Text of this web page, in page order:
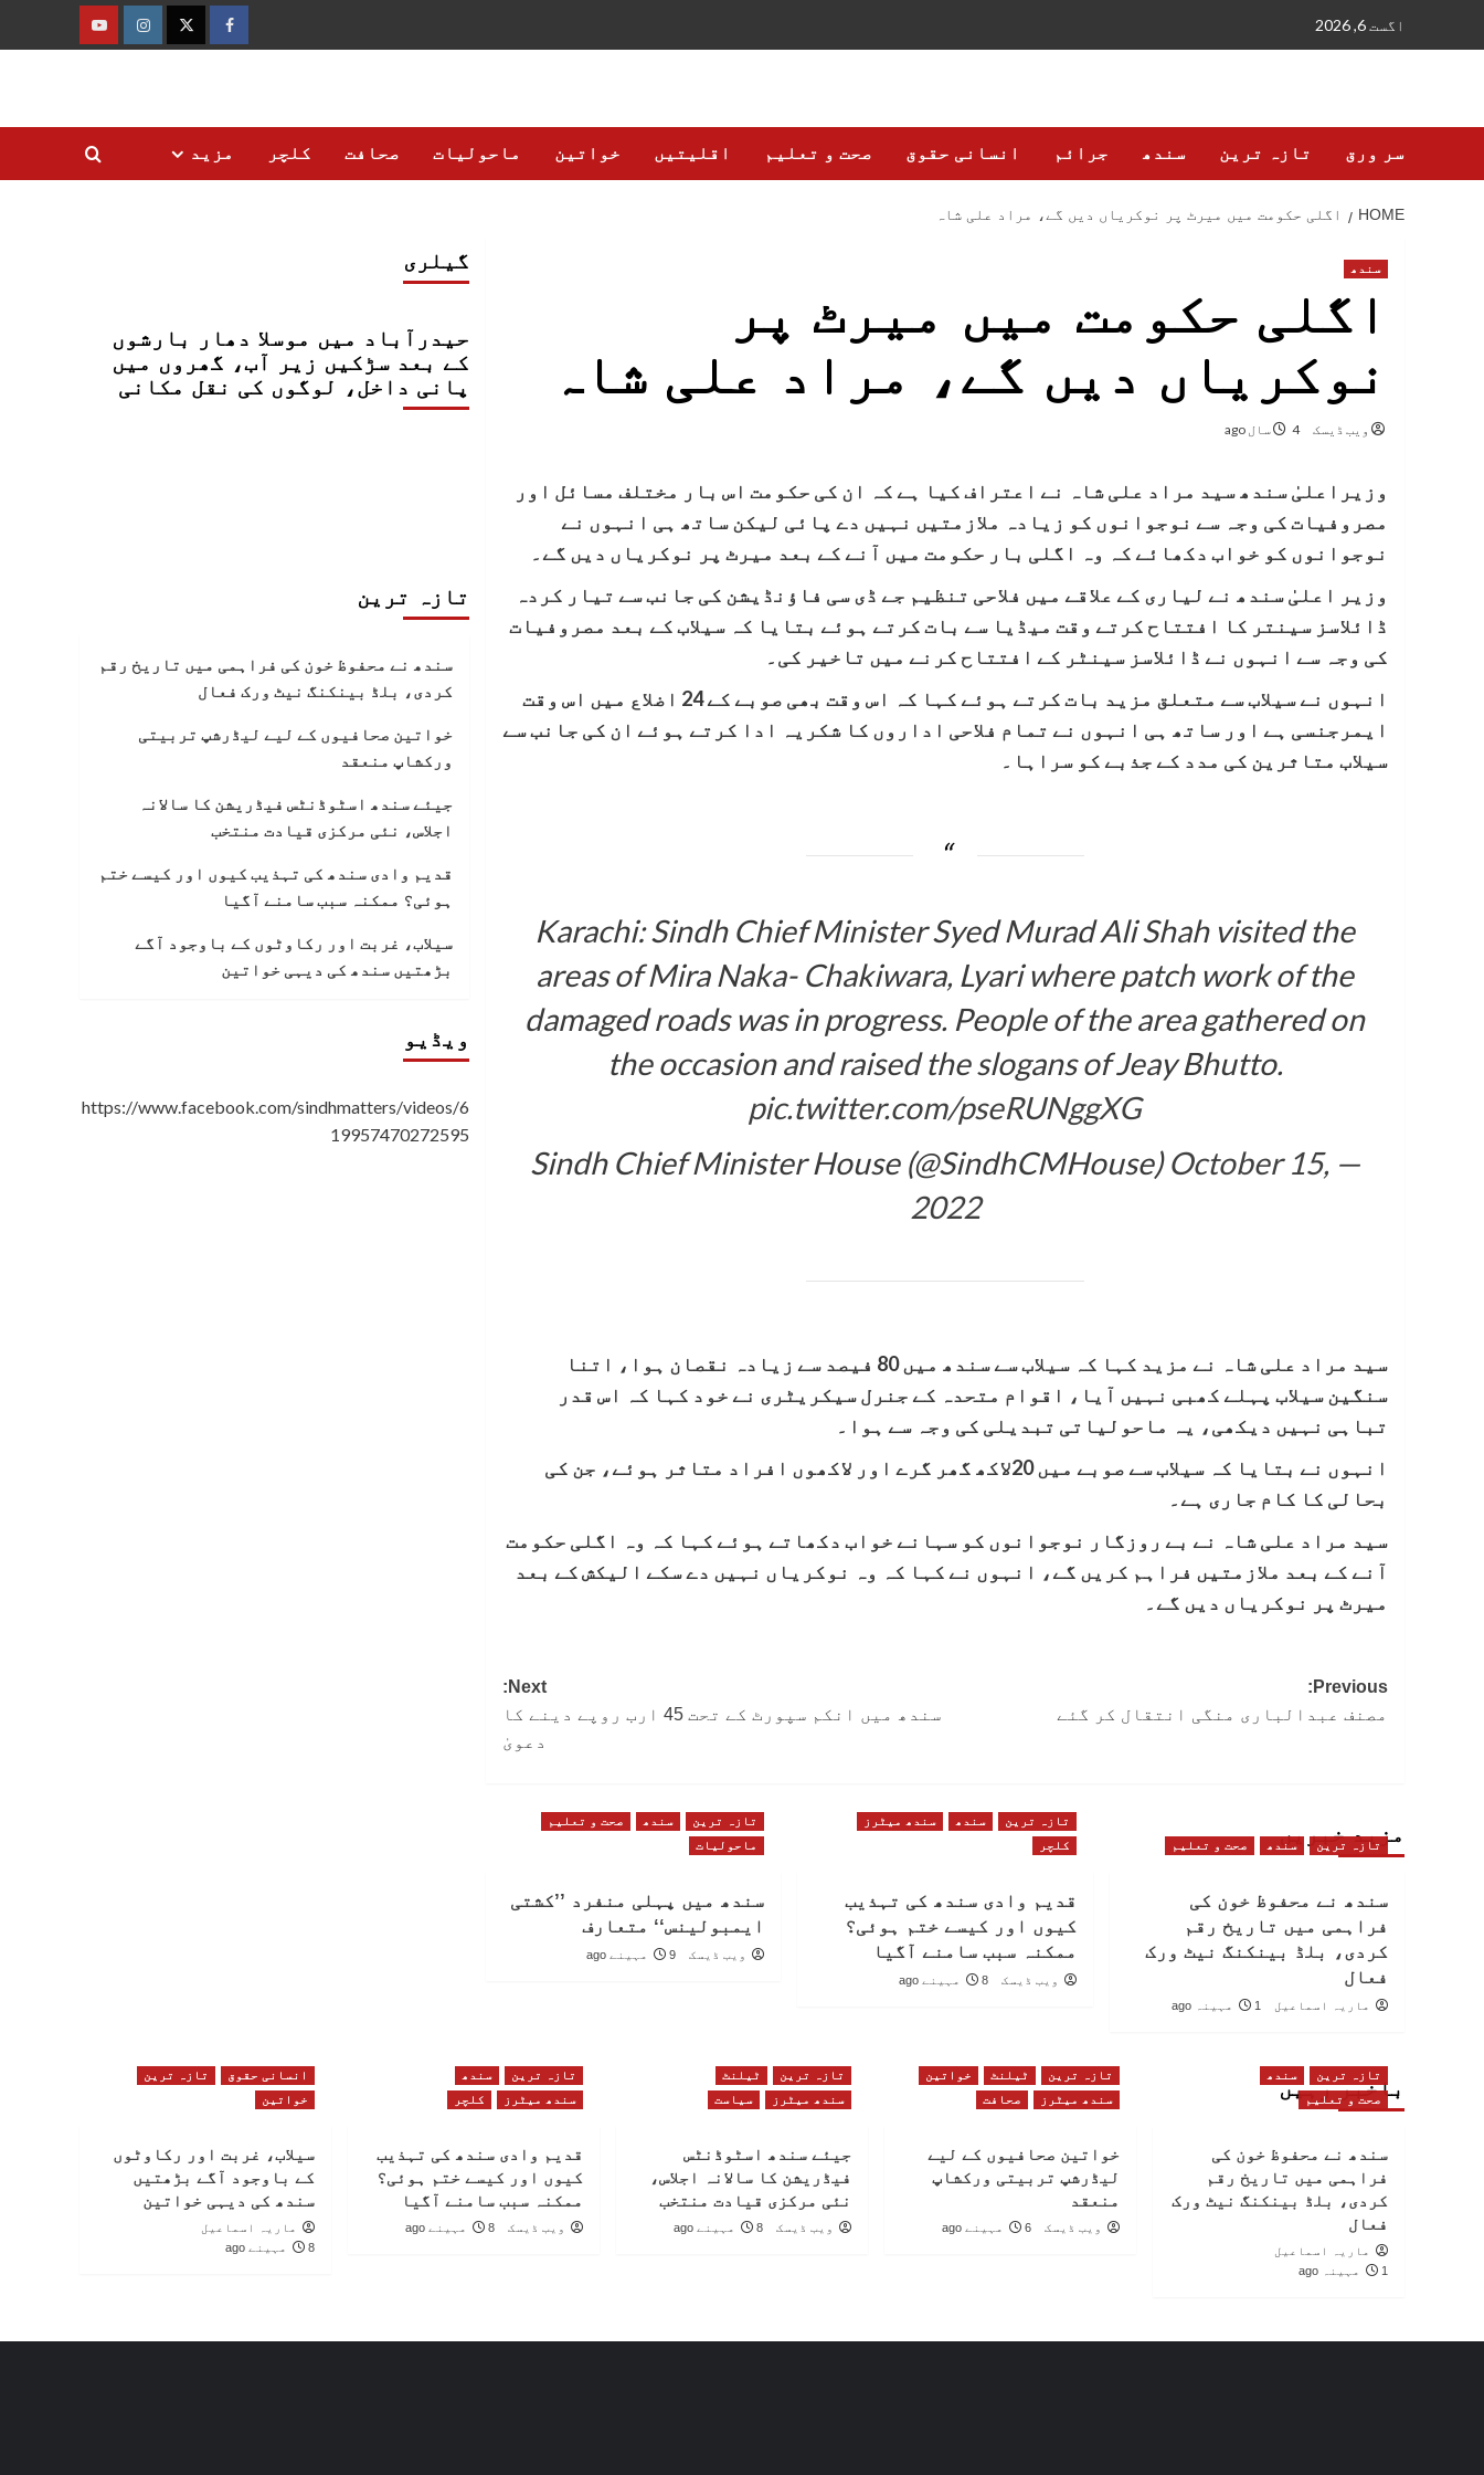
اگست 6, 2026
فیس
ٹوئٹرانسٹاگرام
یوٹیوب
سر ورق تازہ ترین سندھ جرائم انسانی حقوق صحت و تعلیم اقلیتیں خواتین ماحولیات صحافت کلچر مزید
HOME اگلی حکومت میں میرٹ پر نوکریاں دیں گے، مراد علی شاہ
سندھ
اگلی حکومت میں میرٹ پر
نوکریاں دیں گے، مراد علی شاہ
ویب ڈیسک 4 سال ago
وزیراعلیٰ سندھ سید مراد علی شاہ نے اعتراف کیا ہے کہ ان کی حکومت اس بار مختلف مسائل اور
مصروفیات کی وجہ سے نوجوانوں کو زیادہ ملازمتیں نہیں دے پائی لیکن ساتھ ہی انہوں نے
نوجوانوں کو خواب دکھائے کہ وہ اگلی بار حکومت میں آنے کے بعد میرٹ پر نوکریاں دیں گے۔
وزیر اعلیٰ سندھ نے لیاری کے علاقے میں فلاحی تنظیم جے ڈی سی فاؤنڈیشن کی جانب سے تیار کردہ
ڈائلاسز سینتر کا افتتاح کرتے وقت میڈیا سے بات کرتے ہوئے بتایا کہ سیلاب کے بعد مصروفیات
کی وجہ سے انہوں نے ڈائلاسز سینٹر کے افتتاح کرنے میں تاخیر کی۔
انہوں نے سیلاب سے متعلق مزید بات کرتے ہوئے کہا کہ اس وقت بھی صوبے کے 24 اضلاع میں اس وقت
ایمرجنسی ہے اور ساتھ ہی انہوں نے تمام فلاحی اداروں کا شکریہ ادا کرتے ہوئے ان کی جانب سے
سیلاب متاثرین کی مدد کے جذبے کو سراہا۔
Karachi: Sindh Chief Minister Syed Murad Ali Shah visited the
areas of Mira Naka- Chakiwara, Lyari where patch work of the
damaged roads was in progress. People of the area gathered on
the occasion and raised the slogans of Jeay Bhutto.
pic.twitter.com/pseRUNggXG
— Sindh Chief Minister House (@SindhCMHouse)
October 15,
2022
سید مراد علی شاہ نے مزید کہا کہ سیلاب سے سندھ میں 80 فیصد سے زیادہ نقصان ہوا، اتنا
سنگین سیلاب پہلے کھبی نہیں آیا، اقوام متحدہ کے جنرل سیکریٹری نے خود کہا کہ اس قدر
تباہی نہیں دیکھی، یہ ماحولیاتی تبدیلی کی وجہ سے ہوا۔
انہوں نے بتایا کہ سیلاب سے صوبے میں 20لاکھ گھر گرے اور لاکھوں افراد متاثر ہوئے، جن کی
بحالی کا کام جاری ہے۔
سید مراد علی شاہ نے بے روزگار نوجوانوں کو سہانے خواب دکھاتے ہوئے کہا کہ وہ اگلی حکومت
آنے کے بعد ملازمتیں فراہم کریں گے، انہوں نے کہا کہ وہ نوکریاں نہیں دے سکے الیکش کے بعد
میرٹ پر نوکریاں دیں گے۔
Post
navigation
Previous:
مصنف عبدالباری منگی انتقال کر گئے
Next:
سندھ میں انکم سپورٹ کے تحت 45 ارب روپے دینے کا
دعویٰ
مزید خبریں
تازہ ترین سندھ صحت و تعلیم
سندھ نے محفوظ خون کی
فراہمی میں تاریخ رقم
کردی، بلڈ بینکنگ نیٹ ورک
فعال
ماریہ اسماعیل 1 مہینہ ago
تازہ ترین سندھ
سندھ میٹرز
کلچر
قدیم وادی سندھ کی تہذیب
کیوں اور کیسے ختم ہوئی؟
ممکنہ سبب سامنے آگیا
ویب ڈیسک 8 مہینے ago
تازہ ترین سندھ
صحت و تعلیم
ماحولیات
سندھ میں پہلی منفرد ’’کشتی
ایمبولینس‘‘ متعارف
ویب ڈیسک 9 مہینے ago
گیلری
حیدرآباد میں موسلا دھار بارشوں
کے بعد سڑکیں زیر آب، گھروں میں
پانی داخل، لوگوں کی نقل مکانی
تازہ ترین
سندھ نے محفوظ خون کی فراہمی میں تاریخ رقم
کردی، بلڈ بینکنگ نیٹ ورک فعال
خواتین صحافیوں کے لیے لیڈرشپ تربیتی
ورکشاپ منعقد
جیئے سندھ اسٹوڈنٹس فیڈریشن کا سالانہ
اجلاس، نئی مرکزی قیادت منتخب
قدیم وادی سندھ کی تہذیب کیوں اور کیسے ختم
ہوئی؟ ممکنہ سبب سامنے آگیا
سیلاب، غربت اور رکاوٹوں کے باوجود آگے
بڑھتیں سندھ کی دیہی خواتین
ویڈیو
https://www.facebook.com/sindhmatters/videos/6
19957470272595
باخبر رہیں
تازہ ترین
سندھ
صحت و تعلیم
سندھ نے محفوظ خون کی
فراہمی میں تاریخ رقم
کردی، بلڈ بینکنگ نیٹ ورک
فعال
ماریہ اسماعیل
1 مہینہ ago
تازہ ترین ٹیلنٹ
خواتین
سندھ میٹرز
صحافت
خواتین صحافیوں کے لیے
لیڈرشپ تربیتی ورکشاپ
منعقد
ویب ڈیسک 6 مہینے ago
تازہ ترین
ٹیلنٹ
سندھ میٹرز
سیاست
جیئے سندھ اسٹوڈنٹس
فیڈریشن کا سالانہ اجلاس،
نئی مرکزی قیادت منتخب
ویب ڈیسک 8 مہینے ago
تازہ ترین
سندھ
سندھ میٹرز
کلچر
قدیم وادی سندھ کی تہذیب
کیوں اور کیسے ختم ہوئی؟
ممکنہ سبب سامنے آگیا
ویب ڈیسک 8 مہینے ago
انسانی حقوق
تازہ ترین
خواتین
سیلاب، غربت اور رکاوٹوں
کے باوجود آگے بڑھتیں
سندھ کی دیہی خواتین
ماریہ اسماعیل
8 مہینے ago